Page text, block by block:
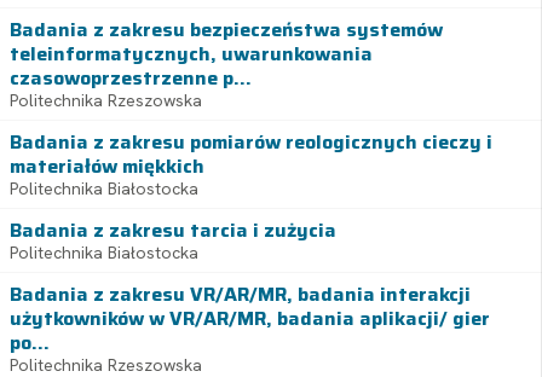
Badania z zakresu bezpieczeństwa systemów
teleinformatycznych, uwarunkowania
czasowoprzestrzenne p...
Politechnika Rzeszowska
Badania z zakresu pomiarów reologicznych cieczy i
materiałów miękkich
Politechnika Białostocka
Badania z zakresu tarcia i zużycia
Politechnika Białostocka
Badania z zakresu VR/AR/MR, badania interakcji
użytkowników w VR/AR/MR, badania aplikacji/ gier
po...
Politechnika Rzeszowska